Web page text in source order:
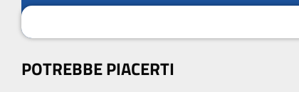
POTREBBE PIACERTI